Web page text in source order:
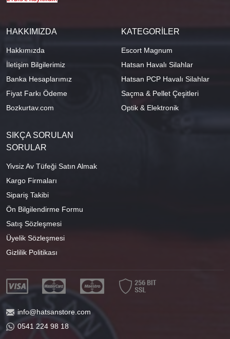
HAKKIMIZDA
Hakkımızda
İletişim Bilgilerimiz
Banka Hesaplarımız
Fiyat Farkı Ödeme
Bozkurtav.com
KATEGORİLER
Escort Magnum
Hatsan Havalı Silahlar
Hatsan PCP Havalı Silahlar
Saçma & Pellet Çeşitleri
Optik & Elektronik
SIKÇA SORULAN
SORULAR
Yivsiz Av Tüfeği Satın Almak
Kargo Firmaları
Sipariş Takibi
Ön Bilgilendirme Formu
Satış Sözleşmesi
Üyelik Sözleşmesi
Gizlilik Politikası
info@hatsanstore.com
0541 224 98 18